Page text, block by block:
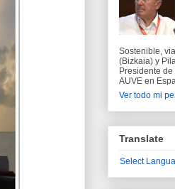
Sostenible,
(Bizkaia) y
Presidente
AUVE en
Ver todo mi
Translate
Select